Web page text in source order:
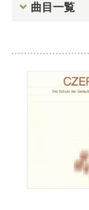
曲目一覧